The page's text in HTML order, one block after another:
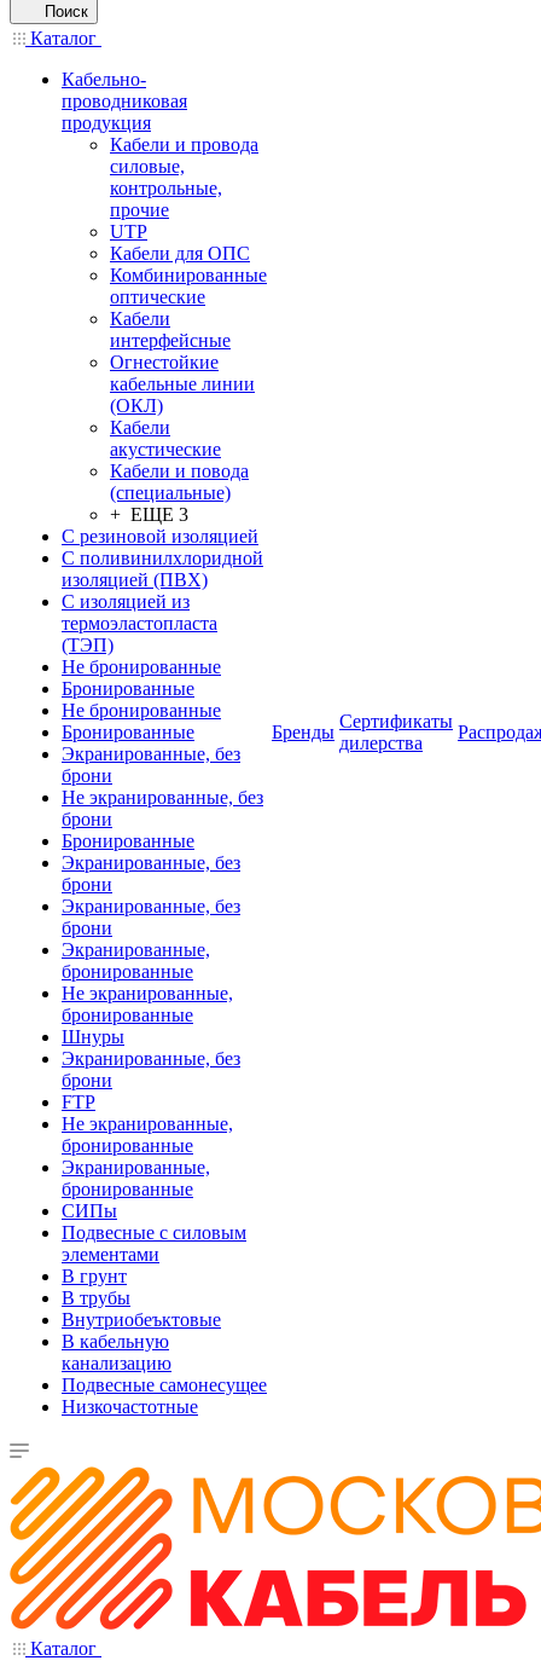
Поиск
Каталог
Кабельно-
проводниковая
продукция
Кабели и провода
силовые,
контрольные,
прочие
UTP
Кабели для ОПС
Комбинированные
оптические
Кабели
интерфейсные
Огнестойкие
кабельные линии
(ОКЛ)
Кабели
акустические
Кабели и повода
(специальные)
+ ЕЩЕ 3
С резиновой изоляцией
С поливинилхлоридной
изоляцией (ПВХ)
С изоляцией из
термоэластопласта
(ТЭП)
Не бронированные
Бронированные
Не бронированные
Бронированные
Экранированные, без
брони
Не экранированные, без
брони
Бронированные
Экранированные, без
брони
Экранированные, без
брони
Экранированные,
бронированные
Не экранированные,
бронированные
Шнуры
Экранированные, без
брони
FTP
Не экранированные,
бронированные
Экранированные,
бронированные
СИПы
Подвесные с силовым
элементами
В грунт
В трубы
Внутриобеъктовые
В кабельную
канализацию
Подвесные самонесущее
Низкочастотные
Бренды
Сертификаты
дилерства
Каталог